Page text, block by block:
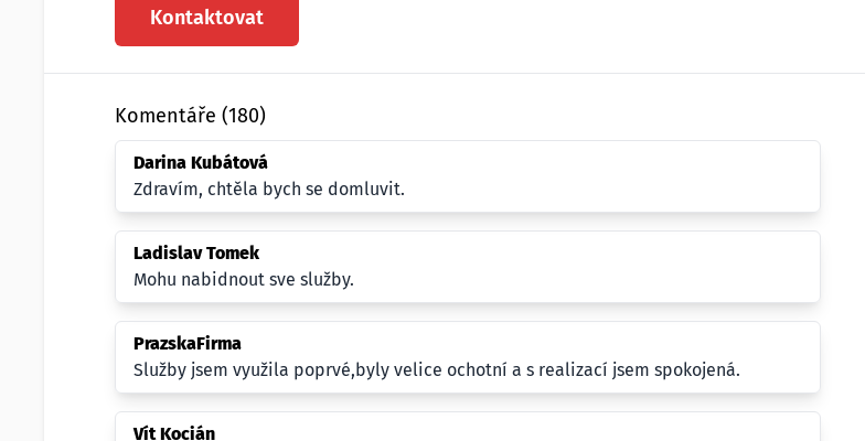
Kontaktovat
Komentáře (180)
Darina Kubátová
Zdravím, chtěla bych se domluvit.
Ladislav Tomek
Mohu nabidnout sve služby.
PrazskaFirma
Služby jsem využila poprvé,byly velice ochotní a s realizací jsem spokojená.
Vít Kocián